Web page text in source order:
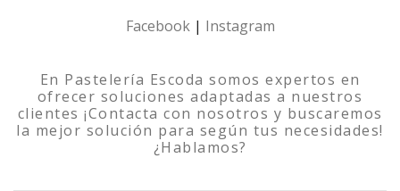
Facebook| Instagram
En Pastelería Escoda somos expertos en
ofrecer soluciones adaptadas a nuestros
clientes ¡Contacta con nosotros y buscaremos
la mejor solución para según tus necesidades!
¿Hablamos?